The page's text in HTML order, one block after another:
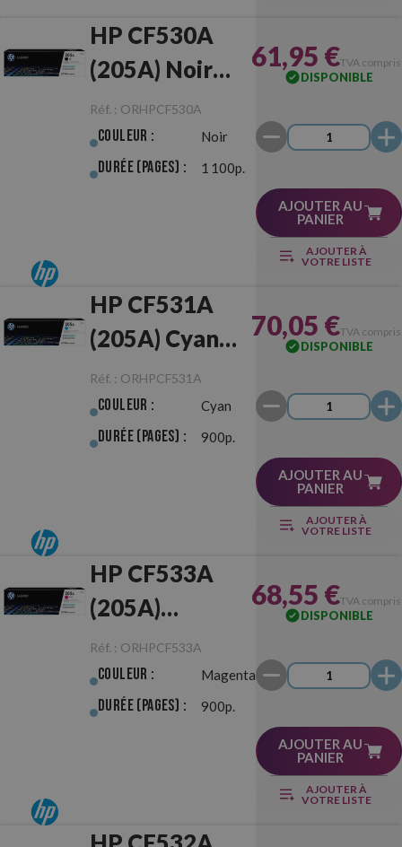
HP CF530A
(205A) Noir
Originale
Réf. : ORHPCF530A
Couleur : Noir
Durée (pages) : 1 100p.
61,95 €TVA
DISPONIBLE
AJOUTER AU
PANIER
AJOUTER À
VOTRE LISTE
HP CF531A
(205A) Cyan
Originale
Réf. : ORHPCF531A
Couleur : Cyan
Durée (pages) : 900p.
70,05 €TVA
DISPONIBLE
AJOUTER AU
PANIER
AJOUTER À
VOTRE LISTE
HP CF533A
(205A)
Magenta
Originale
Réf. : ORHPCF533A
Couleur : Magenta
Durée (pages) : 900p.
68,55 €TVA
DISPONIBLE
AJOUTER AU
PANIER
AJOUTER À
VOTRE LISTE